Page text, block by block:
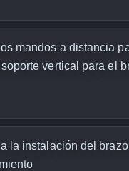
mandos a distancia
vertical para el
la instalación del